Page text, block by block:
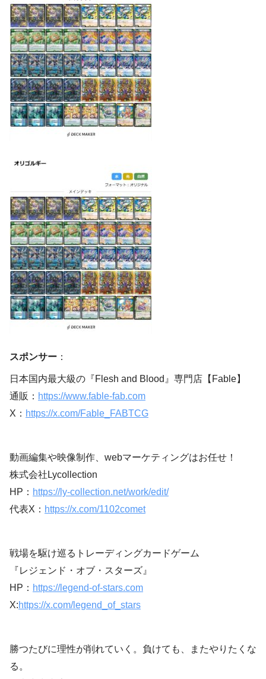
スポンサー ：
日本国内最大級の『Flesh and Blood』専門店【Fable】
通販： https://www.fable-fab.com
X： https://x.com/Fable_FABTCG
動画編集や映像制作、webマーケティングはお任せ！
株式会社Lycollection
HP： https://ly-collection.net/work/edit/
代表X： https://x.com/1102comet
戦場を駆け巡るトレーディングカードゲーム
『レジェンド・オブ・スターズ』
HP： https://legend-of-stars.com
X:https://x.com/legend_of_stars
勝つたびに理性が削れていく。負けても、またやりたくな
る。